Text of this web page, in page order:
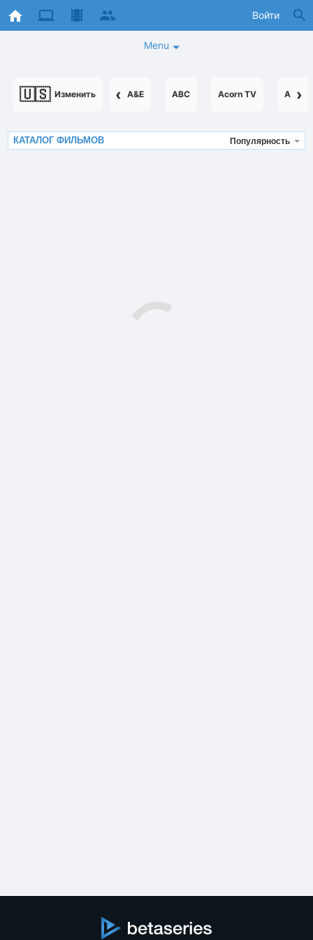
Войти
Menu
🇺🇸 Изменить ‹ ›
A&E ABC Acorn TV
КАТАЛОГ ФИЛЬМОВ Популярность